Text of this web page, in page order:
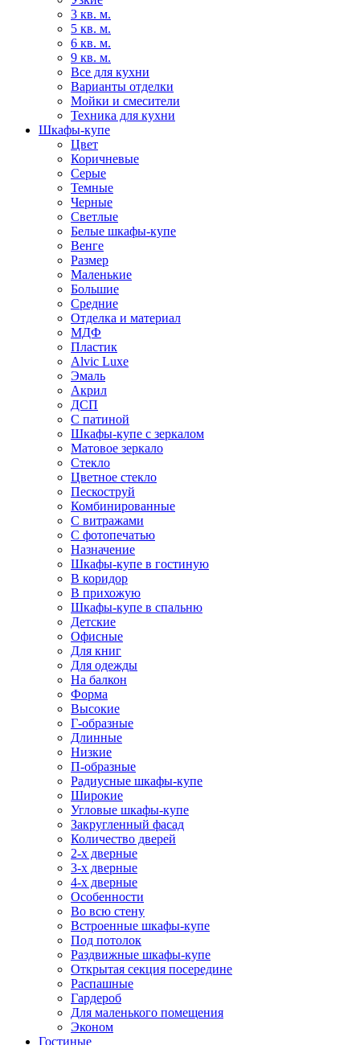
3 кв. м.
5 кв. м.
6 кв. м.
9 кв. м.
Все для кухни
Варианты отделки
Мойки и смесители
Техника для кухни
Шкафы-купе
Цвет
Коричневые
Серые
Темные
Черные
Светлые
Белые шкафы-купе
Венге
Размер
Маленькие
Большие
Средние
Отделка и материал
МДФ
Пластик
Alvic Luxe
Эмаль
Акрил
ДСП
С патиной
Шкафы-купе с зеркалом
Матовое зеркало
Стекло
Цветное стекло
Пескоструй
Комбинированные
С витражами
С фотопечатью
Назначение
Шкафы-купе в гостиную
В коридор
В прихожую
Шкафы-купе в спальню
Детские
Офисные
Для книг
Для одежды
На балкон
Форма
Высокие
Г-образные
Длинные
Низкие
П-образные
Радиусные шкафы-купе
Широкие
Угловые шкафы-купе
Закругленный фасад
Количество дверей
2-х дверные
3-х дверные
4-х дверные
Особенности
Во всю стену
Встроенные шкафы-купе
Под потолок
Раздвижные шкафы-купе
Открытая секция посередине
Распашные
Гардероб
Для маленького помещения
Эконом
Гостиные